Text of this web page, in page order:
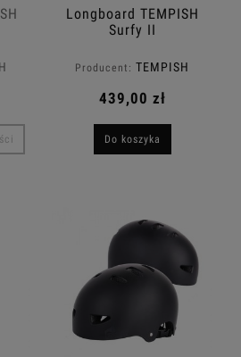
Longboard TEMPISH
Surfy II
Producent: TEMPISH
439,00 zł
Do koszyka